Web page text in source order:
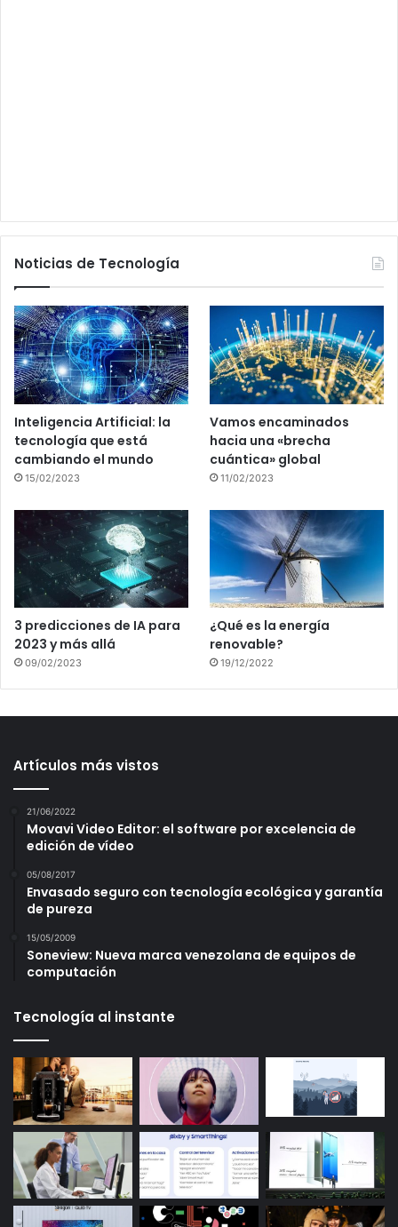
Noticias de Tecnología
Inteligencia Artificial: la
tecnología que está
cambiando el mundo
15/02/2023
Vamos encaminados
hacia una «brecha
cuántica» global
11/02/2023
3 predicciones de IA para
2023 y más allá
09/02/2023
¿Qué es la energía
renovable?
19/12/2022
Artículos más vistos
21/06/2022
Movavi Video Editor: el software por excelencia de
edición de vídeo
05/08/2017
Envasado seguro con tecnología ecológica y garantía
de pureza
15/05/2009
Soneview: Nueva marca venezolana de equipos de
computación
Tecnología al instante